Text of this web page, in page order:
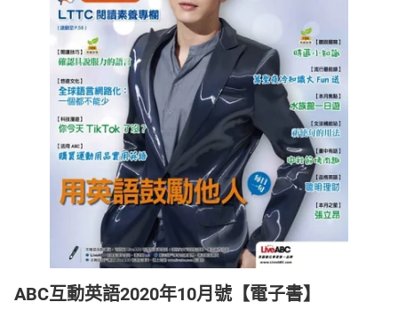
女裝 男裝 化妝保養 情趣用品
日本購物 電子/紙本書
HOT
ABC互動英語2020年10月號【電子書】